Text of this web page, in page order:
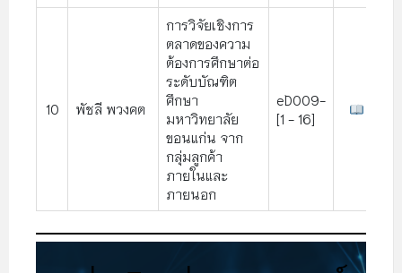
10 พัชลี พวงคต
การวิจัยเชิงการ
ตลาดของความ
ต้องการศึกษาต่อ
ระดับบัณฑิต
ศึกษา
มหาวิทยาลัย
ขอนแก่น จาก
กลุ่มลูกค้า
ภายในและ
ภายนอก
eD009-
[1 - 16]